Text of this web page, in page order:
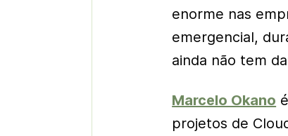
enorme nas
emergencial,
ainda não tem
Marcelo Okano
projetos de